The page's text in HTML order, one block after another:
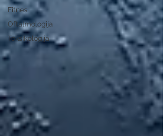
Fitnes
Oftalmologija
Toksikologija